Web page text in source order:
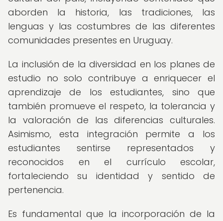
aborden la historia, las tradiciones, las
lenguas y las costumbres de las diferentes
comunidades presentes en Uruguay.
La inclusión de la diversidad en los planes de
estudio no solo contribuye a enriquecer el
aprendizaje de los estudiantes, sino que
también promueve el respeto, la tolerancia y
la valoración de las diferencias culturales.
Asimismo, esta integración permite a los
estudiantes sentirse representados y
reconocidos en el currículo escolar,
fortaleciendo su identidad y sentido de
pertenencia.
Es fundamental que la incorporación de la